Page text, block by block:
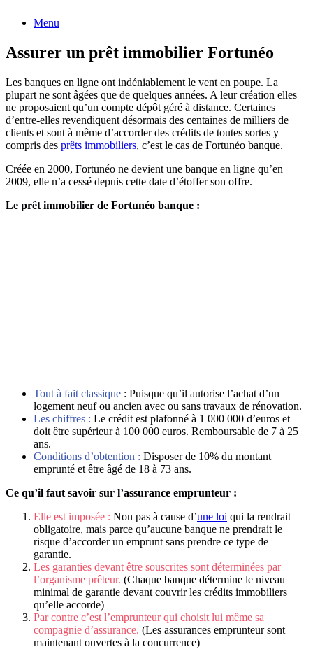
Menu
Assurer un prêt immobilier Fortunéo
Les banques en ligne ont indéniablement le vent en poupe. La
plupart ne sont âgées que de quelques années. A leur création elles
ne proposaient qu’un compte dépôt géré à distance. Certaines
d’entre-elles revendiquent désormais des centaines de milliers de
clients et sont à même d’accorder des crédits de toutes sortes y
compris des prêts immobiliers, c’est le cas de Fortunéo banque.
Créée en 2000, Fortunéo ne devient une banque en ligne qu’en
2009, elle n’a cessé depuis cette date d’étoffer son offre.
Le prêt immobilier de Fortunéo banque :
Tout à fait classique : Puisque qu’il autorise l’achat d’un
logement neuf ou ancien avec ou sans travaux de rénovation.
Les chiffres : Le crédit est plafonné à 1 000 000 d’euros et
doit être supérieur à 100 000 euros. Remboursable de 7 à 25
ans.
Conditions d’obtention : Disposer de 10% du montant
emprunté et être âgé de 18 à 73 ans.
Ce qu’il faut savoir sur l’assurance emprunteur :
Elle est imposée : Non pas à cause d’une loi qui la rendrait
obligatoire, mais parce qu’aucune banque ne prendrait le
risque d’accorder un emprunt sans prendre ce type de
garantie.
Les garanties devant être souscrites sont déterminées par
l’organisme prêteur. (Chaque banque détermine le niveau
minimal de garantie devant couvrir les crédits immobiliers
qu’elle accorde)
Par contre c’est l’emprunteur qui choisit lui même sa
compagnie d’assurance. (Les assurances emprunteur sont
maintenant ouvertes à la concurrence)